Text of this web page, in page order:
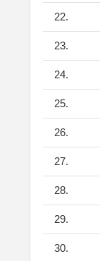
22.
23.
24.
25.
26.
27.
28.
29.
30.